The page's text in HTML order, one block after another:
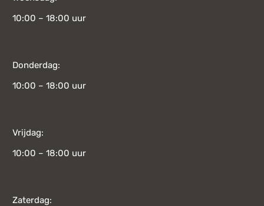
10:00 – 18:00 uur
Donderdag:
10:00 – 18:00 uur
Vrijdag:
10:00 – 18:00 uur
Zaterdag: